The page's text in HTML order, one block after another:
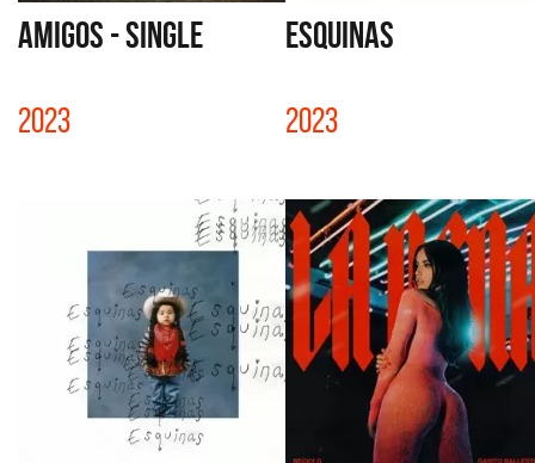
AMIGOS - SINGLE
2023
ESQUINAS
2023